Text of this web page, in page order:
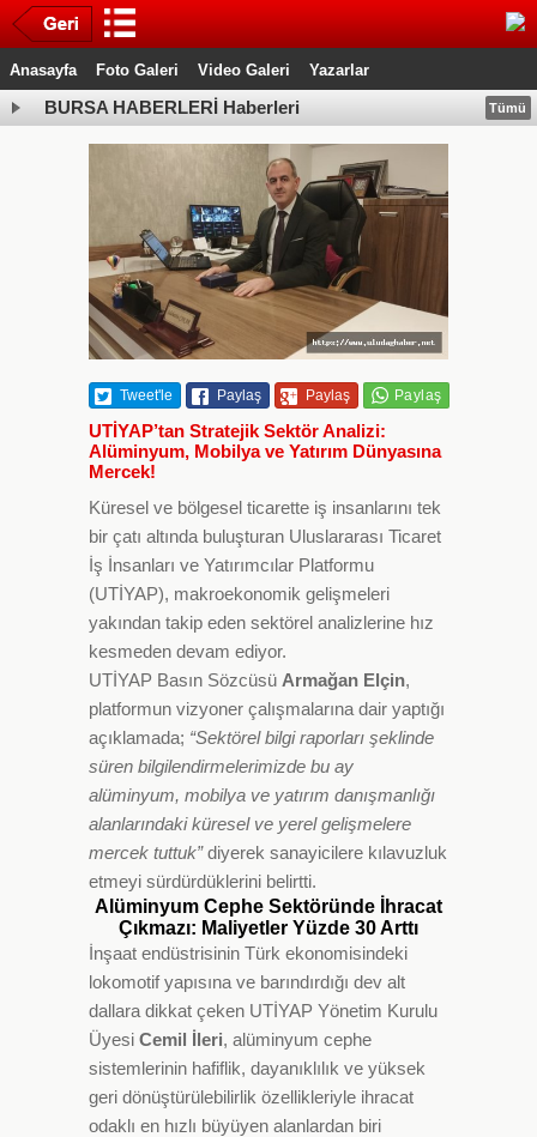
Anasayfa Foto Galeri Video Galeri Yazarlar
BURSA HABERLERİ Haberleri Tümü
Tweet'le Paylaş Paylaş
UTİYAP’tan Stratejik Sektör Analizi:
Alüminyum, Mobilya ve Yatırım Dünyasına
Mercek!
Küresel ve bölgesel ticarette iş insanlarını tek
bir çatı altında buluşturan Uluslararası Ticaret
İş İnsanları ve Yatırımcılar Platformu
(UTİYAP), makroekonomik gelişmeleri
yakından takip eden sektörel analizlerine hız
kesmeden devam ediyor.
UTİYAP Basın Sözcüsü Armağan Elçin,
platformun vizyoner çalışmalarına dair yaptığı
açıklamada; “Sektörel bilgi raporları şeklinde
süren bilgilendirmelerimizde bu ay
alüminyum, mobilya ve yatırım danışmanlığı
alanlarındaki küresel ve yerel gelişmelere
mercek tuttuk”diyerek sanayicilere kılavuzluk
etmeyi sürdürdüklerini belirtti.
Alüminyum Cephe Sektöründe İhracat
Çıkmazı: Maliyetler Yüzde 30 Arttı
İnşaat endüstrisinin Türk ekonomisindeki
lokomotif yapısına ve barındırdığı dev alt
dallara dikkat çeken UTİYAP Yönetim Kurulu
Üyesi Cemil İleri, alüminyum cephe
sistemlerinin hafiflik, dayanıklılık ve yüksek
geri dönüştürülebilirlik özellikleriyle ihracat
odaklı en hızlı büyüyen alanlardan biri